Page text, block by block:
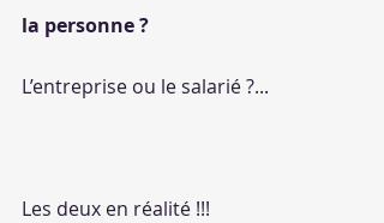
la personne ?
L’entreprise ou le salarié ?...
Les deux en réalité !!!